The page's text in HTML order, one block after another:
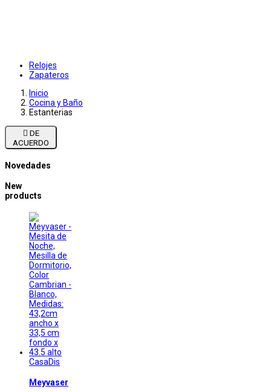
Relojes
Zapateros
Inicio
Cocina y Baño
Estanterias

ACUERDO
Novedades
New
products
CasaDis
Meyvaser